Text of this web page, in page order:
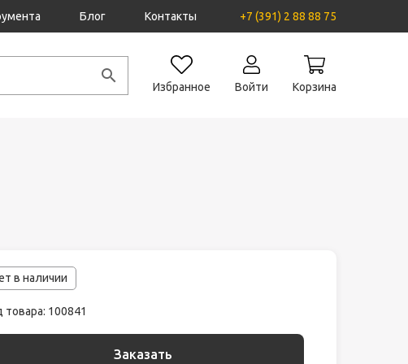
Блог Контакты +7 (391) 2 88 88 75
Избранное Войти Корзина
в наличии
товара: 100841
Заказать